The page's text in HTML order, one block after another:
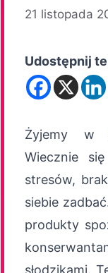
21 listopada
Udostępnij
Żyjemy w
Wiecznie
stresów,
siebie
produkty
słodzikami.